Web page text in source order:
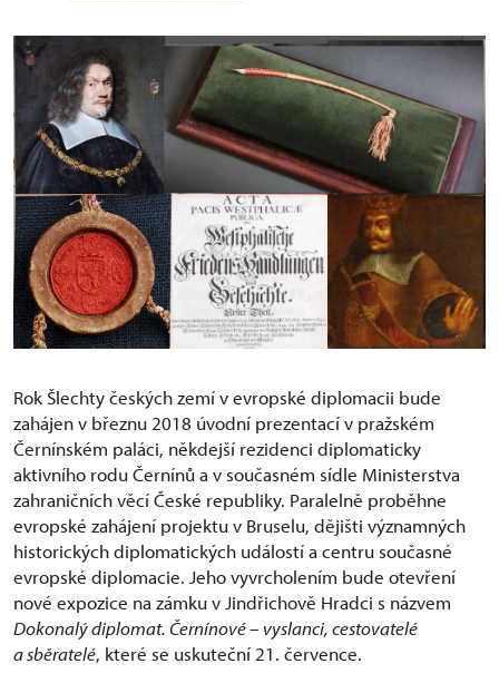
Rok Šlechty českých zemí v evropské diplomacii bude
zahájen v březnu 2018 úvodní prezentací v pražském
Černínském paláci, někdejší rezidenci diplomaticky
aktivního rodu Černínů a v současném sídle Ministerstva
zahraničních věcí České republiky. Paralelně proběhne
evropské zahájení projektu v Bruselu, dějišti významných
historických diplomatických událostí a centru současné
evropské diplomacie. Jeho vyvrcholením bude otevření
nové expozice na zámku v Jindřichově Hradci s názvem
Dokonalý diplomat. Černínové – vyslanci, cestovatelé
a sběratelé, které se uskuteční 21. července.